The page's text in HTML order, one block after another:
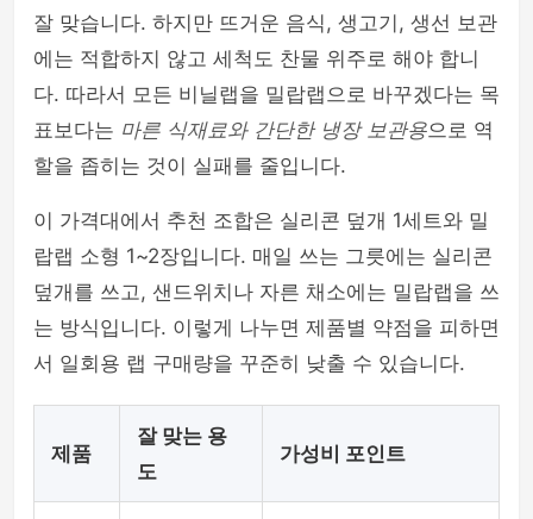
잘 맞습니다. 하지만 뜨거운 음식, 생고기, 생선 보관
에는 적합하지 않고 세척도 찬물 위주로 해야 합니
다. 따라서 모든 비닐랩을 밀랍랩으로 바꾸겠다는 목
표보다는 마른 식재료와 간단한 냉장 보관용으로 역
할을 좁히는 것이 실패를 줄입니다.
이 가격대에서 추천 조합은 실리콘 덮개 1세트와 밀
랍랩 소형 1~2장입니다. 매일 쓰는 그릇에는 실리콘
덮개를 쓰고, 샌드위치나 자른 채소에는 밀랍랩을 쓰
는 방식입니다. 이렇게 나누면 제품별 약점을 피하면
서 일회용 랩 구매량을 꾸준히 낮출 수 있습니다.
제품
잘 맞는 용
도
가성비 포인트